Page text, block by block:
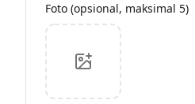
Foto (opsional, maksimal 5)